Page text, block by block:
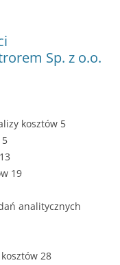
Sp. z o.o.
kosztów 5
19
analitycznych
28